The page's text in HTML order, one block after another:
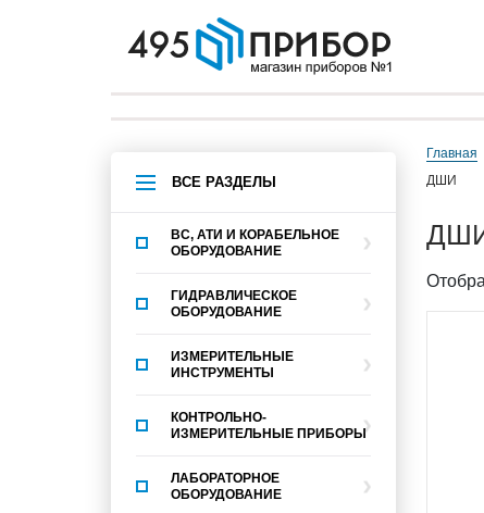
ВСЕ РАЗДЕЛЫ
ВС, АТИ И КОРАБЕЛЬНОЕ
ОБОРУДОВАНИЕ
ГИДРАВЛИЧЕСКОЕ
ОБОРУДОВАНИЕ
ИЗМЕРИТЕЛЬНЫЕ
ИНСТРУМЕНТЫ
КОНТРОЛЬНО-
ИЗМЕРИТЕЛЬНЫЕ ПРИБОРЫ
ЛАБОРАТОРНОЕ
ОБОРУДОВАНИЕ
Главная
ДШИ